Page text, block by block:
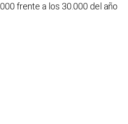
frente a los 30.000 del año